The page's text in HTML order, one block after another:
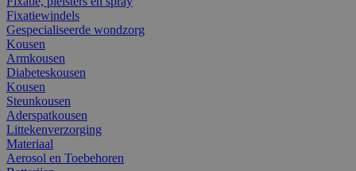
Fixatiewindels
Gespecialiseerde wondzorg
Kousen
Armkousen
Diabeteskousen
Kousen
Steunkousen
Aderspatkousen
Littekenverzorging
Materiaal
Aerosol en Toebehoren